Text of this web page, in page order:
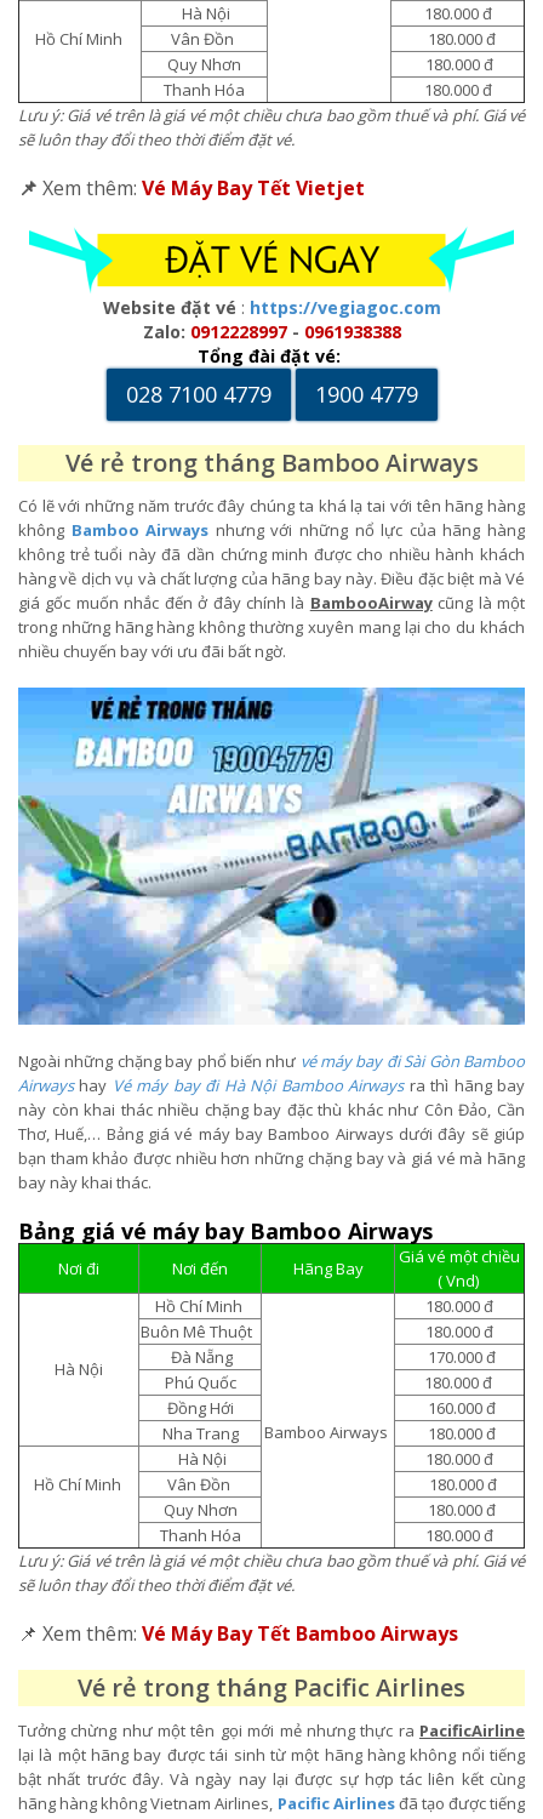
Hồ Chí Minh
Hà Nội
180.000 đ
Vân Đồn
180.000 đ
Quy Nhơn
180.000 đ
Thanh Hóa
180.000 đ
Lưu ý: Giá vé trên là giá vé một chiều chưa bao gồm thuế và phí. Giá vé
sẽ luôn thay đổi theo thời điểm đặt vé.
📌 Xem thêm: Vé Máy Bay Tết Vietjet
Website đặt vé : https://vegiagoc.com
Zalo: 0912228997- 0961938388
Tổng đài đặt vé:
028 7100 4779 1900 4779
Vé rẻ trong tháng Bamboo Airways
Có lẽ với những năm trước đây chúng ta khá lạ tai với tên hãng hàng
không Bamboo Airways nhưng với những nổ lực của hãng hàng
không trẻ tuổi này đã dần chứng minh được cho nhiều hành khách
hàng về dịch vụ và chất lượng của hãng bay này. Điều đặc biệt mà Vé
giá gốc muốn nhắc đến ở đây chính là BambooAirwaycũng là một
trong những hãng hàng không thường xuyên mang lại cho du khách
nhiều chuyến bay với ưu đãi bất ngờ.
Ngoài những chặng bay phổ biến như vé máy bay đi Sài Gòn Bamboo
Airwayshay Vé máy bay đi Hà Nội Bamboo Airwaysra thì hãng bay
này còn khai thác nhiều chặng bay đặc thù khác như Côn Đảo, Cần
Thơ, Huế,… Bảng giá vé máy bay Bamboo Airways dưới đây sẽ giúp
bạn tham khảo được nhiều hơn những chặng bay và giá vé mà hãng
bay này khai thác.
Bảng giá vé máy bay Bamboo Airways
Nơi đi Nơi đến Hãng Bay
Giá vé một chiều
( Vnd)
Hà Nội
Hồ Chí Minh
Bamboo Airways
180.000 đ
Buôn Mê Thuột
180.000 đ
Đà Nẵng
170.000 đ
Phú Quốc
180.000 đ
Đồng Hới
160.000 đ
Nha Trang
180.000 đ
Hồ Chí Minh
Hà Nội
180.000 đ
Vân Đồn
180.000 đ
Quy Nhơn
180.000 đ
Thanh Hóa
180.000 đ
Lưu ý: Giá vé trên là giá vé một chiều chưa bao gồm thuế và phí. Giá vé
sẽ luôn thay đổi theo thời điểm đặt vé.
📌 Xem thêm: Vé Máy Bay Tết Bamboo Airways
Vé rẻ trong tháng Pacific Airlines
Tưởng chừng như một tên gọi mới mẻ nhưng thực ra PacificAirline
lại là một hãng bay được tái sinh từ một hãng hàng không nổi tiếng
bật nhất trước đây. Và ngày nay lại được sự hợp tác liên kết cùng
hãng hàng không Vietnam Airlines, Pacific Airlinesđã tạo được tiếng